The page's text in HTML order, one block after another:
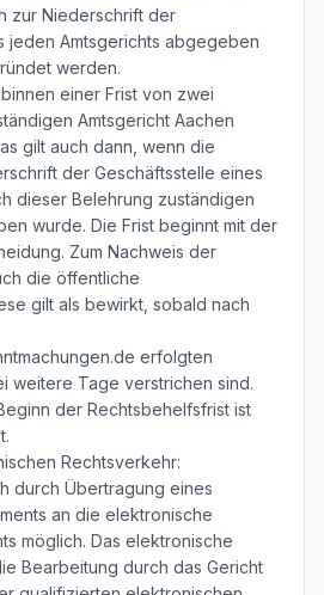
zur Niederschrift der
jeden Amtsgerichts abgegeben
werden.
einer Frist von zwei
Amtsgericht Aachen
gilt auch dann, wenn die
der Geschäftsstelle eines
dieser Belehrung zuständigen
wurde. Die Frist beginnt mit der
Zum Nachweis der
die öffentliche
gilt als bewirkt, sobald nach
erfolgten
weitere Tage verstrichen sind.
der Rechtsbehelfsfrist ist
Rechtsverkehr:
durch Übertragung eines
an die elektronische
möglich. Das elektronische
Bearbeitung durch das Gericht